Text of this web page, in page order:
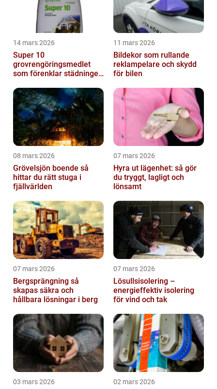
14 mars 2026
Super 10
grovrengöringsmedlet
som förenklar städningen
11 mars 2026
Bildekor som rullande
reklampelare och skydd
för bilen
08 mars 2026
Grövelsjön boende så
hittar du rätt stuga i
fjällvärlden
07 mars 2026
Hyra ut lägenhet: så gör
du tryggt, lagligt och
lönsamt
07 mars 2026
Bergsprängning så
skapas säkra och
hållbara lösningar i berg
07 mars 2026
Lösullsisolering –
energieffektiv isolering
för vind och tak
03 mars 2026 02 mars 2026